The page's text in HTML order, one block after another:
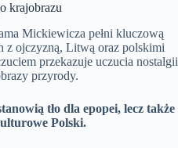
krajobrazu
Mickiewicza pełni kluczową
z ojczyzną, Litwą oraz polskimi
przekazuje uczucia nostalgii
przyrody.
tło dla epopei, lecz także
Polski.